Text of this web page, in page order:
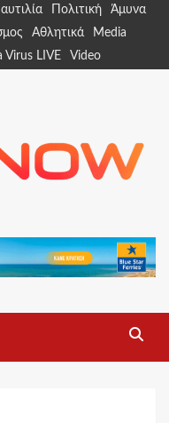
Πολιτική
Άμυνα
Αθλητικά
Media
Virus LIVE Video